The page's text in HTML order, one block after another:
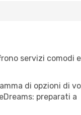
servizi comodi
di opzioni di
preparati a